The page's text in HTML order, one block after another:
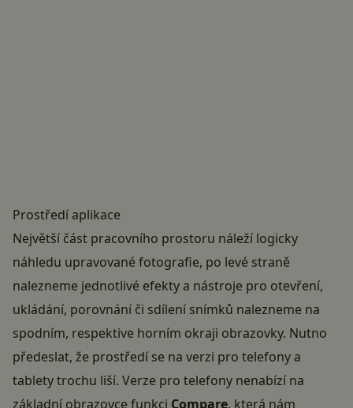
Prostředí aplikace
Největší část pracovního prostoru náleží logicky
náhledu upravované fotografie, po levé straně
nalezneme jednotlivé efekty a nástroje pro otevření,
ukládání, porovnání či sdílení snímků nalezneme na
spodním, respektive horním okraji obrazovky. Nutno
předeslat, že prostředí se na verzi pro telefony a
tablety trochu liší. Verze pro telefony nenabízí na
základní obrazovce funkci Compare, která nám